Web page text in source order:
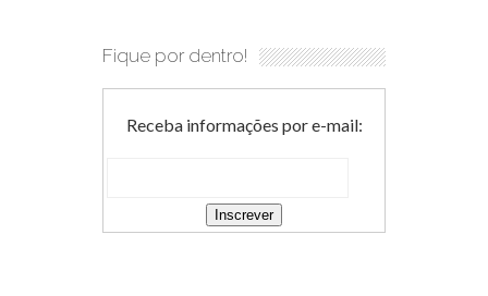
Fique por dentro!
Receba informações por e-mail: